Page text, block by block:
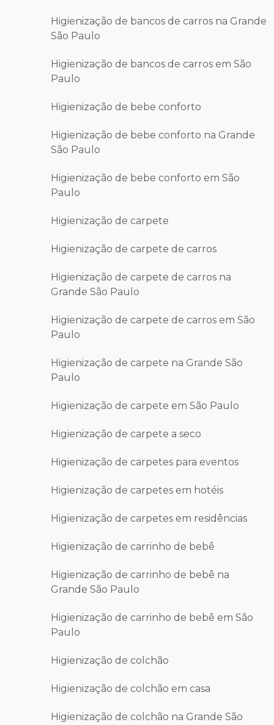
Higienização de bancos de carros na Grande
São Paulo
Higienização de bancos de carros em São
Paulo
Higienização de bebe conforto
Higienização de bebe conforto na Grande
São Paulo
Higienização de bebe conforto em São
Paulo
Higienização de carpete
Higienização de carpete de carros
Higienização de carpete de carros na
Grande São Paulo
Higienização de carpete de carros em São
Paulo
Higienização de carpete na Grande São
Paulo
Higienização de carpete em São Paulo
Higienização de carpete a seco
Higienização de carpetes para eventos
Higienização de carpetes em hotéis
Higienização de carpetes em residências
Higienização de carrinho de bebê
Higienização de carrinho de bebê na
Grande São Paulo
Higienização de carrinho de bebê em São
Paulo
Higienização de colchão
Higienização de colchão em casa
Higienização de colchão na Grande São